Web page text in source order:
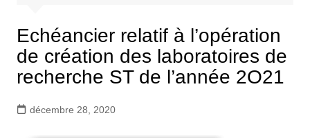
Echéancier relatif à l’opération
de création des laboratoires de
recherche ST de l’année 2O21
décembre 28, 2020